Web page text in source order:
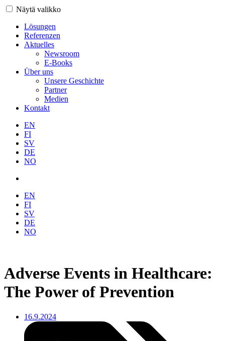
Näytä valikko
Lösungen
Referenzen
Aktuelles
Newsroom
E-Books
Über uns
Unsere Geschichte
Partner
Medien
Kontakt
EN
FI
SV
DE
NO
EN
FI
SV
DE
NO
Adverse Events in Healthcare:
The Power of Prevention
16.9.2024